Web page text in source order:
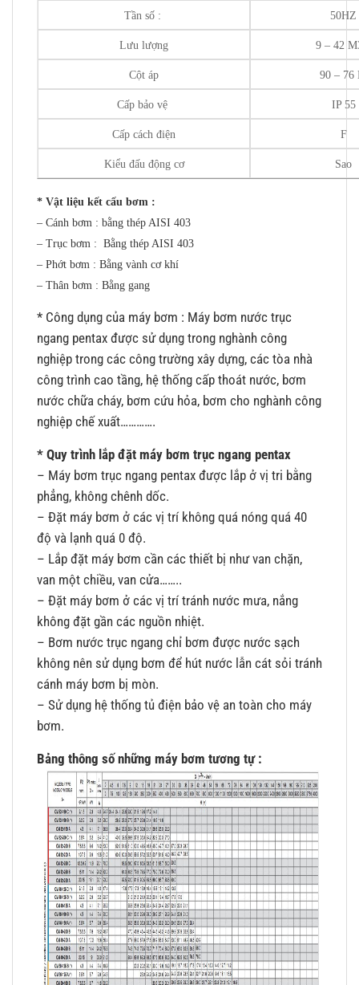
Tần số : 50HZ
Lưu lượng 9 – 42
Cột áp 90 – 76
Cấp bảo vệ IP 55
Cấp cách điện F
Kiểu đấu động cơ Sao
* Vật liệu kết cấu bơm :
– Cánh bơm : bằng thép AISI 403
– Trục bơm : Bằng thép AISI 403
– Phớt bơm : Bằng vành cơ khí
– Thân bơm : Bằng gang
* Công dụng của máy bơm : Máy bơm nước trục
ngang pentax được sử dụng trong nghành công
nghiệp trong các công trường xây dựng, các tòa nhà
công trình cao tầng, hệ thống cấp thoát nước, bơm
nước chữa cháy, bơm cứu hỏa, bơm cho nghành công
nghiệp chế xuất………….
* Quy trình lắp đặt máy bơm trục ngang pentax
– Máy bơm trục ngang pentax được lắp ở vị tri bằng
phẳng, không chênh dốc.
– Đặt máy bơm ở các vị trí không quá nóng quá 40
độ và lạnh quá 0 độ.
– Lắp đặt máy bơm cần các thiết bị như van chặn,
van một chiều, van cửa……..
– Đặt máy bơm ở các vị trí tránh nước mưa, nắng
không đặt gần các nguồn nhiệt.
– Bơm nước trục ngang chỉ bơm được nước sạch
không nên sử dụng bơm để hút nước lẫn cát sỏi tránh
cánh máy bơm bị mòn.
– Sử dụng hệ thống tủ điện bảo vệ an toàn cho máy
bơm.
Bảng thông số những máy bơm tương tự :